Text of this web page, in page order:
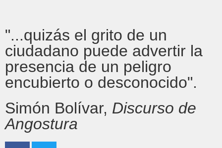
"...quizás el grito de un
ciudadano puede advertir la
presencia de un peligro
encubierto o desconocido".
Simón Bolívar, Discurso de
Angostura